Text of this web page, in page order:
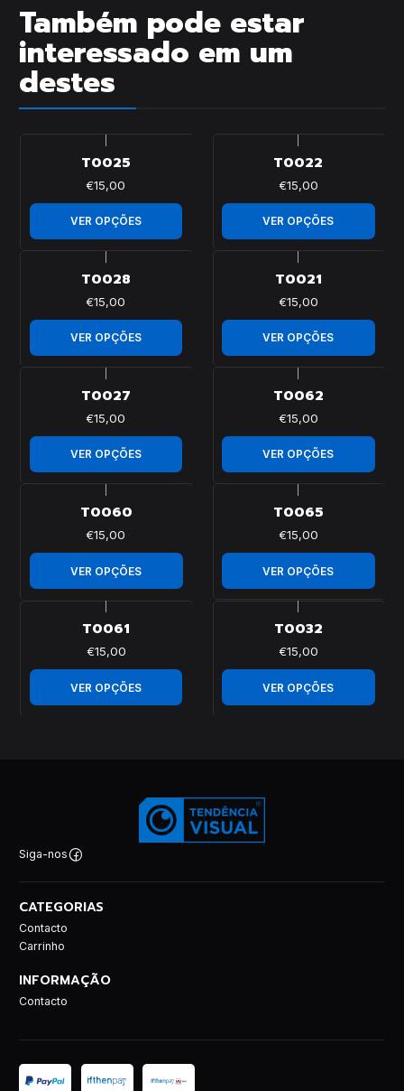
Também pode estar
interessado em um
destes
T0025
€15,00
VER OPÇÕES
T0022
€15,00
VER OPÇÕES
T0028
€15,00
VER OPÇÕES
T0021
€15,00
VER OPÇÕES
T0027
€15,00
VER OPÇÕES
T0062
€15,00
VER OPÇÕES
T0060
€15,00
VER OPÇÕES
T0065
€15,00
VER OPÇÕES
T0061
€15,00
VER OPÇÕES
T0032
€15,00
VER OPÇÕES
Siga-nos
CATEGORIAS
Contacto
Carrinho
INFORMAÇÃO
Contacto